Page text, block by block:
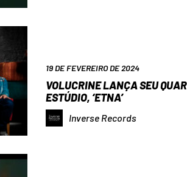
19 DE FEVEREIRO DE 2024
VOLUCRINE LANÇA SEU
ESTÚDIO, ‘ETNA’
Inverse Records